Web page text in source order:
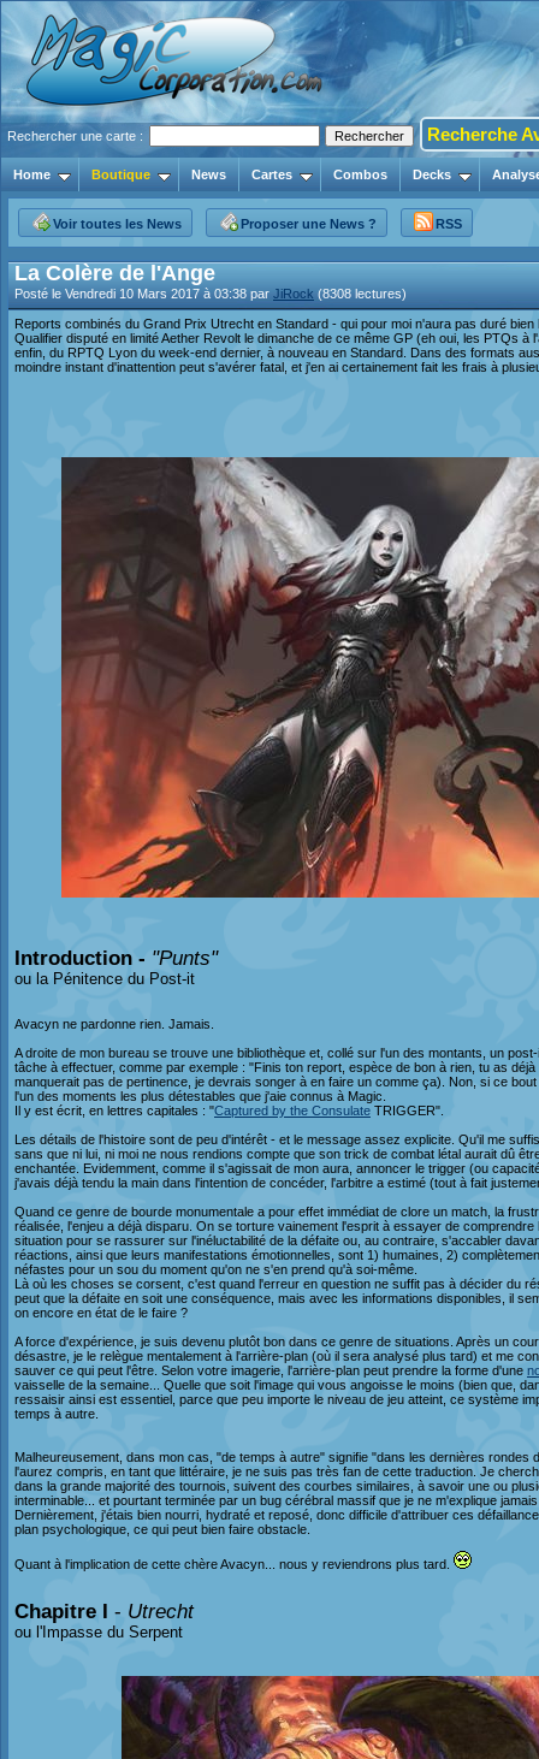
Rechercher une carte : Recherche
Home Boutique News Cartes Combos Decks
Voir toutes les News Proposer une News ? RSS
La Colère de l'Ange
Posté le Vendredi 10 Mars 2017 à 03:38 par JiRock (8308 lectures)
Reports combinés du Grand Prix Utrecht en Standard - qui pour moi n'aura pas duré bien
Qualifier disputé en limité Aether Revolt le dimanche de ce même GP (eh oui, les PTQs à
enfin, du RPTQ Lyon du week-end dernier, à nouveau en Standard. Dans des formats
moindre instant d'inattention peut s'avérer fatal, et j'en ai certainement fait les frais à
Introduction - "Punts"
ou la Pénitence du Post-it
Avacyn ne pardonne rien. Jamais.
A droite de mon bureau se trouve une bibliothèque et, collé sur l'un des montants, un
tâche à effectuer, comme par exemple : "Finis ton report, espèce de bon à rien, tu as
manquerait pas de pertinence, je devrais songer à en faire un comme ça). Non, si ce
l'un des moments les plus détestables que j'aie connus à Magic.
Il y est écrit, en lettres capitales : "Captured by the Consulate TRIGGER".
Les détails de l'histoire sont de peu d'intérêt - et le message assez explicite. Qu'il me
sans que ni lui, ni moi ne nous rendions compte que son trick de combat létal aurait dû
enchantée. Evidemment, comme il s'agissait de mon aura, annoncer le trigger (ou
j'avais déjà tendu la main dans l'intention de concéder, l'arbitre a estimé (tout à fait
Quand ce genre de bourde monumentale a pour effet immédiat de clore un match, la
réalisée, l'enjeu a déjà disparu. On se torture vainement l'esprit à essayer de
situation pour se rassurer sur l'inéluctabilité de la défaite ou, au contraire, s'accabler
réactions, ainsi que leurs manifestations émotionnelles, sont 1) humaines, 2)
néfastes pour un sou du moment qu'on ne s'en prend qu'à soi-même.
Là où les choses se corsent, c'est quand l'erreur en question ne suffit pas à décider du
peut que la défaite en soit une conséquence, mais avec les informations disponibles, il
on encore en état de le faire ?
A force d'expérience, je suis devenu plutôt bon dans ce genre de situations. Après un
désastre, je le relègue mentalement à l'arrière-plan (où il sera analysé plus tard) et me
sauver ce qui peut l'être. Selon votre imagerie, l'arrière-plan peut prendre la forme d'une
vaisselle de la semaine... Quelle que soit l'image qui vous angoisse le moins (bien que,
ressaisir ainsi est essentiel, parce que peu importe le niveau de jeu atteint, ce système
temps à autre.
Malheureusement, dans mon cas, "de temps à autre" signifie "dans les dernières rondes
l'aurez compris, en tant que littéraire, je ne suis pas très fan de cette traduction. Je
dans la grande majorité des tournois, suivent des courbes similaires, à savoir une ou
interminable... et pourtant terminée par un bug cérébral massif que je ne m'explique
Dernièrement, j'étais bien nourri, hydraté et reposé, donc difficile d'attribuer ces
plan psychologique, ce qui peut bien faire obstacle.
Quant à l'implication de cette chère Avacyn... nous y reviendrons plus tard.
Chapitre I - Utrecht
ou l'Impasse du Serpent